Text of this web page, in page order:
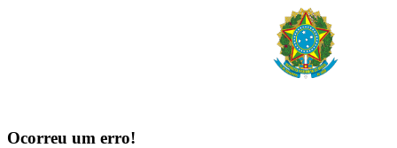
Ocorreu um erro!